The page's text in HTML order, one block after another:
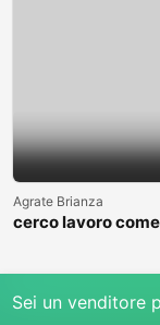
Agrate Brianza
cerco lavoro come
Sei un venditore